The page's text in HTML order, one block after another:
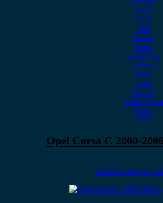
Rover
Saab
Seat
Skoda
Smart
ssangyong
Subaru
Suzuki
Tesla
Toyota
Volkswagen
Volvo
Xev
Opel Corsa C 2000-2006
OPEL CORSA C